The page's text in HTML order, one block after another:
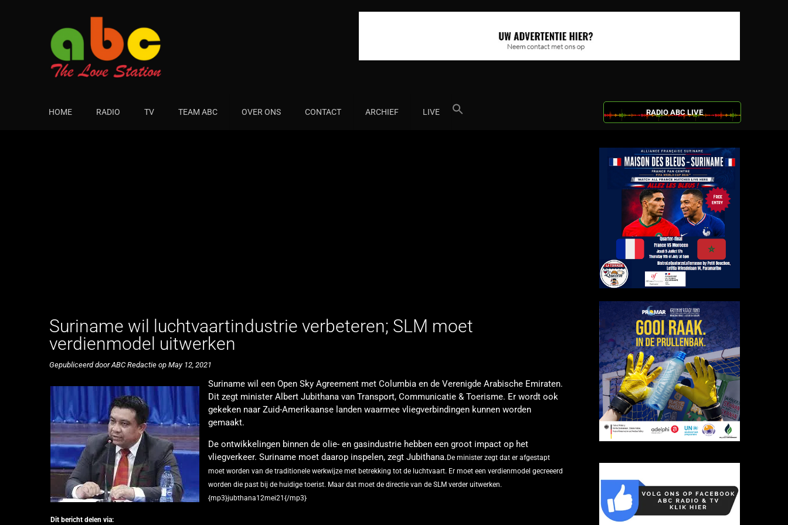
HOME RADIO TV TEAM ABC OVER ONS CONTACT ARCHIEF LIVE
Search
for:
RADIO ABC LIVE
Suriname wil luchtvaartindustrie verbeteren; SLM moet
verdienmodel uitwerken
Gepubliceerd door ABC Redactie op May 12, 2021
Suriname wil een Open Sky Agreement met Columbia en de Verenigde Arabische Emiraten.
Dit zegt minister Albert Jubithana van Transport, Communicatie & Toerisme. Er wordt ook
gekeken naar Zuid-Amerikaanse landen waarmee vliegverbindingen kunnen worden
gemaakt.
De ontwikkelingen binnen de olie- en gasindustrie hebben een groot impact op het
vliegverkeer. Suriname moet daarop inspelen, zegt Jubithana. De minister zegt dat er afgestapt
moet worden van de traditionele werkwijze met betrekking tot de luchtvaart. Er moet een verdienmodel gecreeerd
worden die past bij de huidige toerist. Maar dat moet de directie van de SLM verder uitwerken.
{mp3}jubthana12mei21{/mp3}
Dit bericht delen via: